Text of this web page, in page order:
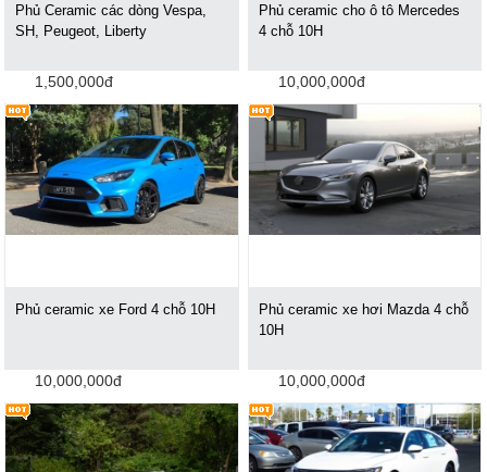
Phủ Ceramic các dòng Vespa,
SH, Peugeot, Liberty
1,500,000đ
Phủ ceramic cho ô tô Mercedes
4 chỗ 10H
10,000,000đ
Phủ ceramic xe Ford 4 chỗ 10H
10,000,000đ
Phủ ceramic xe hơi Mazda 4 chỗ
10H
10,000,000đ